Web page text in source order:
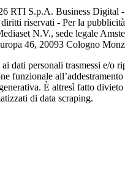
RTI S.p.A. Business Digital -
riservati - Per la
N.V., sede legale
46, 20093 Cologno
dati personali trasmessi e/o
funzionale
È altresì fatto divieto
di data scraping.